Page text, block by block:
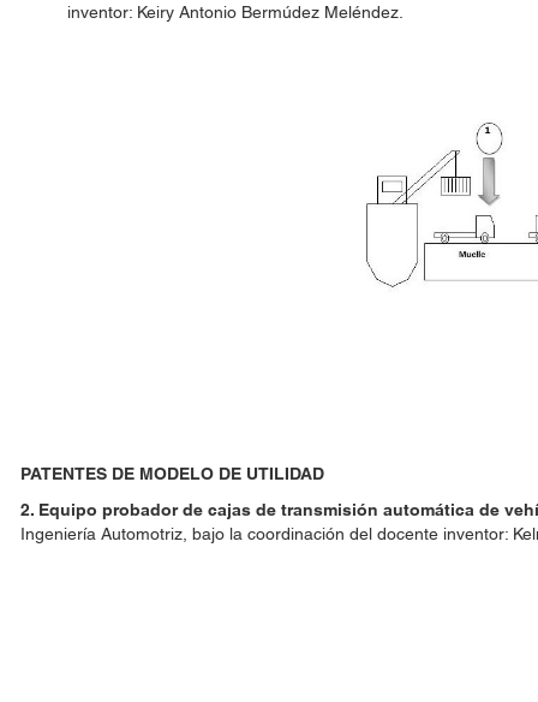
inventor: Keiry Antonio Bermúdez Meléndez.
PATENTES DE MODELO DE UTILIDAD
2. Equipo probador de cajas de transmisión automática de
Ingeniería Automotriz, bajo la coordinación del docente inventor: